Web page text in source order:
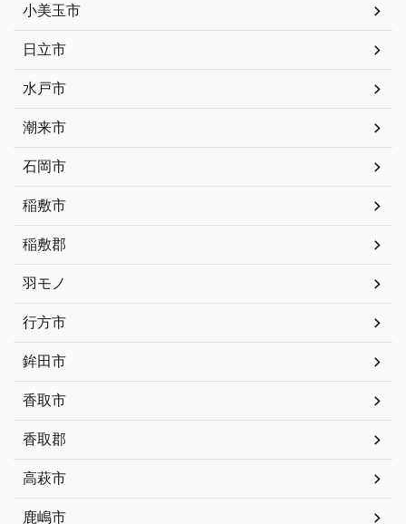
小美玉市
日立市
水戸市
潮来市
石岡市
稲敷市
稲敷郡
羽モノ
行方市
鉾田市
香取市
香取郡
高萩市
鹿嶋市